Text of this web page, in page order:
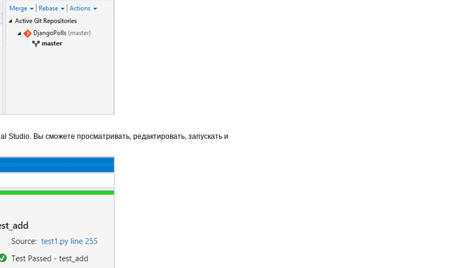
Вы сможете просматривать, редактировать, запускать и